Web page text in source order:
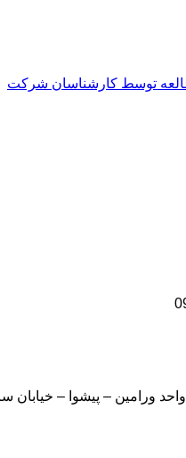
توسط کارشناسان شرکت